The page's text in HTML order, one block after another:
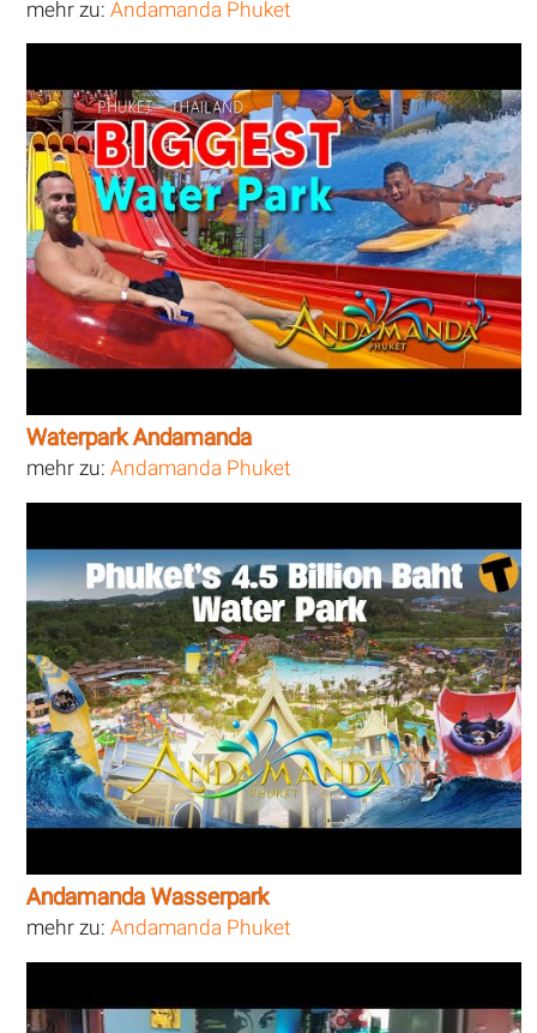
mehr zu:Andamanda Phuket
Waterpark Andamanda
mehr zu:Andamanda Phuket
Andamanda Wasserpark
mehr zu:Andamanda Phuket